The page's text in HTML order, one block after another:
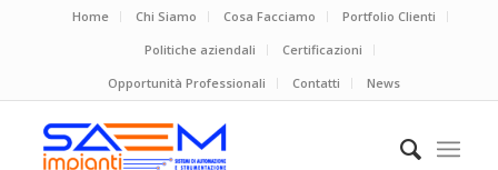
Home Chi Siamo Cosa Facciamo
Portfolio Clienti
Politiche aziendali
Certificazioni
Opportunità Professionali
Contatti News